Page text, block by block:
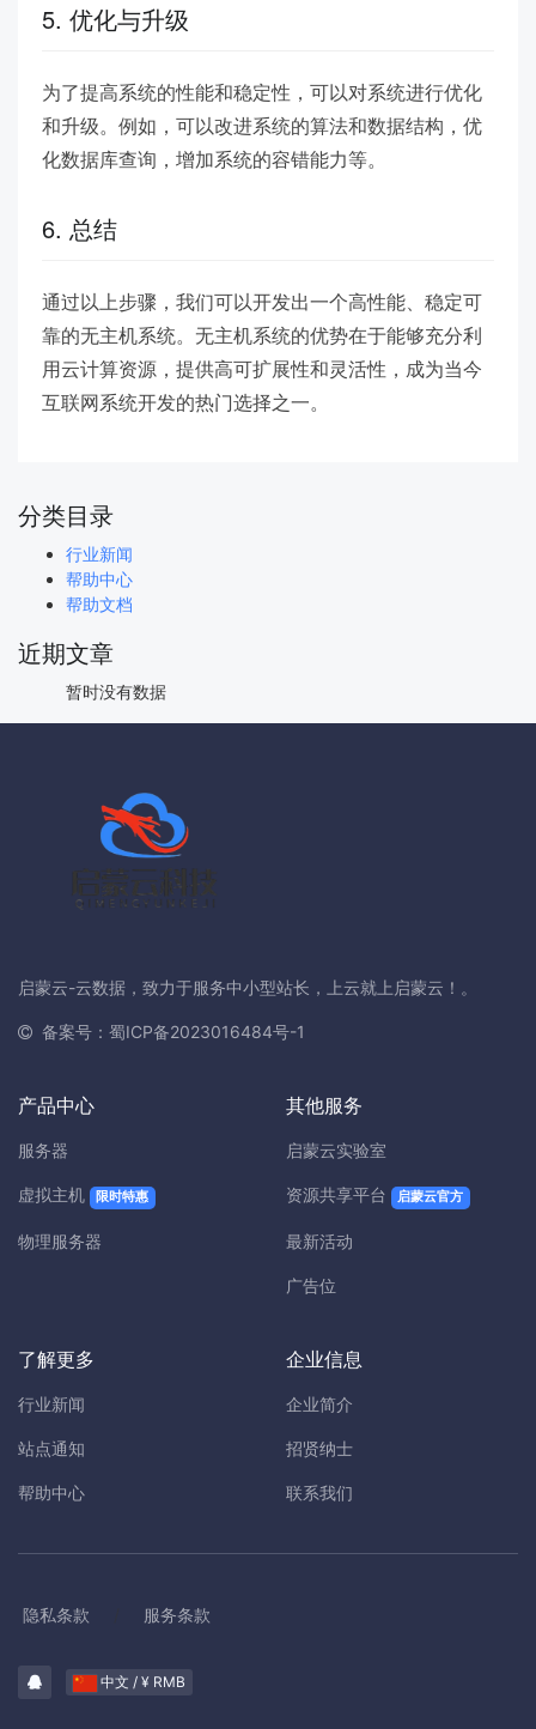
5. 优化与升级
为了提高系统的性能和稳定性，可以对系统进行优化
和升级。例如，可以改进系统的算法和数据结构，优
化数据库查询，增加系统的容错能力等。
6. 总结
通过以上步骤，我们可以开发出一个高性能、稳定可
靠的无主机系统。无主机系统的优势在于能够充分利
用云计算资源，提供高可扩展性和灵活性，成为当今
互联网系统开发的热门选择之一。
分类目录
行业新闻
帮助中心
帮助文档
近期文章
暂时没有数据
启蒙云-云数据，致力于服务中小型站长，上云就上启蒙云！。
备案号：蜀ICP备2023016484号-1
产品中心
服务器
虚拟主机 限时特惠
物理服务器
其他服务
启蒙云实验室
资源共享平台 启蒙云官方
最新活动
广告位
了解更多
行业新闻
站点通知
帮助中心
企业信息
企业简介
招贤纳士
联系我们
隐私条款 服务条款
中文 / ¥ RMB